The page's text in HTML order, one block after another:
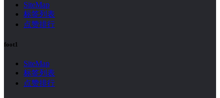
SiteMap
标签列表
点赞排行
foot1
SiteMap
标签列表
点赞排行